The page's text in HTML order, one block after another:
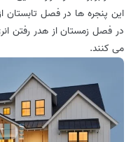
این پنجره ها در فصل تابستان
در فصل زمستان از هدر رفتن
می کنند.